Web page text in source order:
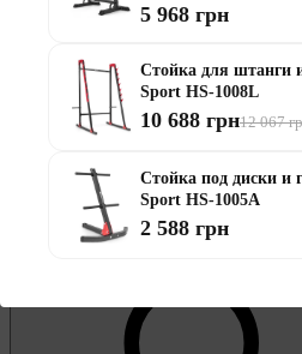
5 968 грн
Стойка для штанги
Sport HS-1008L
10 688 грн12 067
Стойка под диски и
Sport HS-1005A
2 588 грн